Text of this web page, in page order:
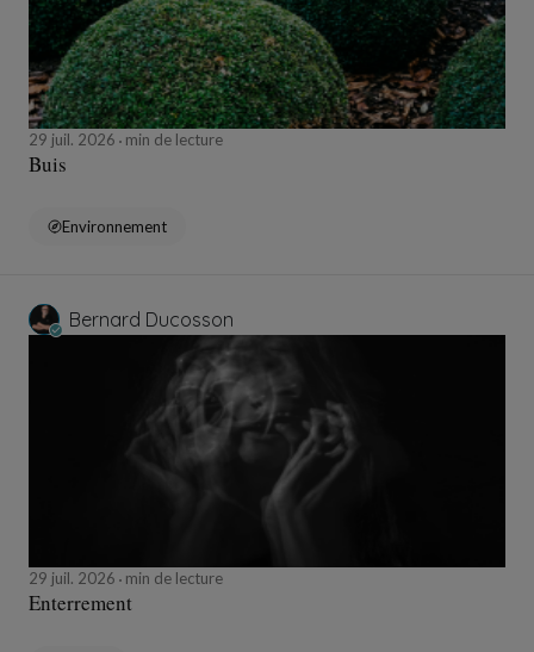
29 juil. 2026 min de lecture
Buis
Environnement
Bernard Ducosson
29 juil. 2026 min de lecture
Enterrement